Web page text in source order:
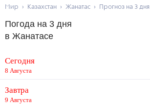
Мир Казахстан Жанатас Прогноз на 3 дня
Погода на 3 дня
в Жанатасе
Сегодня
8 Августа
Завтра
9 Августа